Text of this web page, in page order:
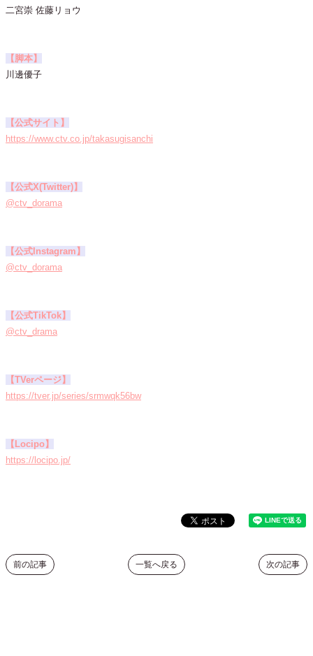
二宮崇 佐藤リョウ
【脚本】
川邊優子
【公式サイト】
https://www.ctv.co.jp/takasugisanchi
【公式X(Twitter)】
@ctv_dorama
【公式Instagram】
@ctv_dorama
【公式TikTok】
@ctv_drama
【TVerページ】
https://tver.jp/series/srmwqk56bw
【Locipo】
https://locipo.jp/
次の記事
一覧へ戻る
前の記事